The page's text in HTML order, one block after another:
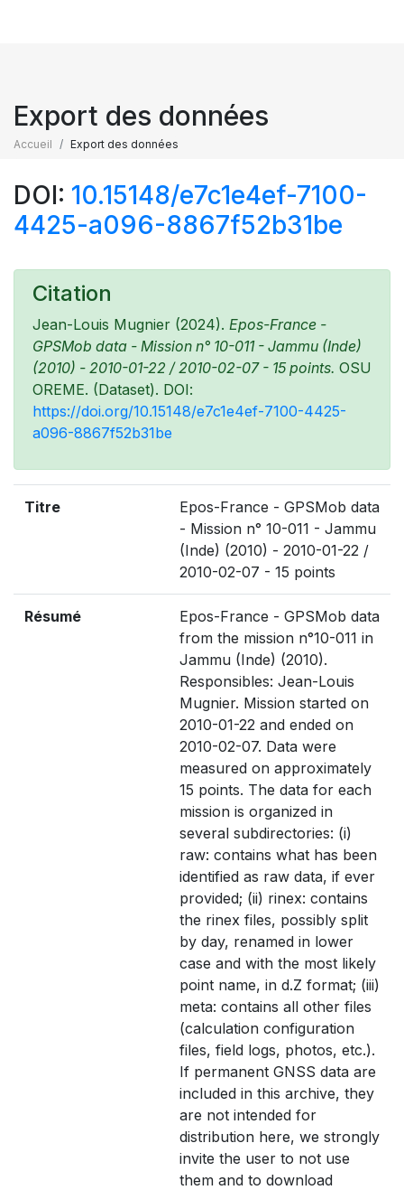
Export des données
Accueil Export des données
DOI: 10.15148/e7c1e4ef-7100-
4425-a096-8867f52b31be
Citation
Jean-Louis Mugnier (2024). Epos-France -
GPSMob data - Mission n° 10-011 - Jammu (Inde)
(2010) - 2010-01-22 / 2010-02-07 - 15 points. OSU
OREME. (Dataset). DOI:
https://doi.org/10.15148/e7c1e4ef-7100-4425-
a096-8867f52b31be
Titre
Epos-France - GPSMob data
- Mission n° 10-011 - Jammu
(Inde) (2010) - 2010-01-22 /
2010-02-07 - 15 points
Résumé
Epos-France - GPSMob data
from the mission n°10-011 in
Jammu (Inde) (2010).
Responsibles: Jean-Louis
Mugnier. Mission started on
2010-01-22 and ended on
2010-02-07. Data were
measured on approximately
15 points. The data for each
mission is organized in
several subdirectories: (i)
raw: contains what has been
identified as raw data, if ever
provided; (ii) rinex: contains
the rinex files, possibly split
by day, renamed in lower
case and with the most likely
point name, in d.Z format; (iii)
meta: contains all other files
(calculation configuration
files, field logs, photos, etc.).
If permanent GNSS data are
included in this archive, they
are not intended for
distribution here, we strongly
invite the user to not use
them and to download